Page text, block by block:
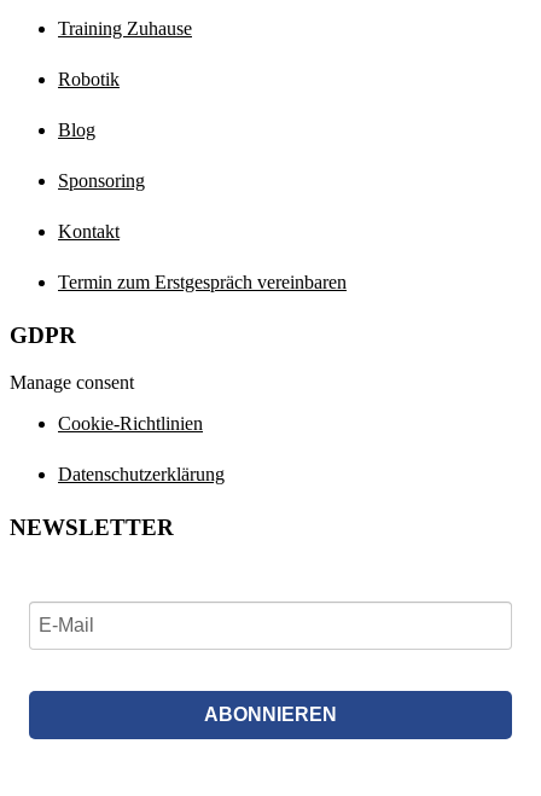
Training Zuhause
Robotik
Blog
Sponsoring
Kontakt
Termin zum Erstgespräch vereinbaren
GDPR
Manage consent
Cookie-Richtlinien
Datenschutzerklärung
NEWSLETTER
ABONNIEREN